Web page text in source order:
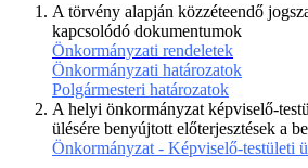
A törvény alapján közzéteendő
kapcsolódó dokumentumok
Önkormányzati rendeletek
Önkormányzati határozatok
Polgármesteri határozatok
A helyi önkormányzat képviselő-
ülésére benyújtott előterjesztések a
Önkormányzat - Képviselő-testületi